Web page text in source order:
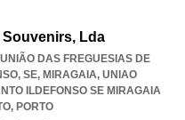
Lda
DAS FREGUESIAS DE
SE, MIRAGAIA, UNIAO
ILDEFONSO SE MIRAGAIA
, PORTO